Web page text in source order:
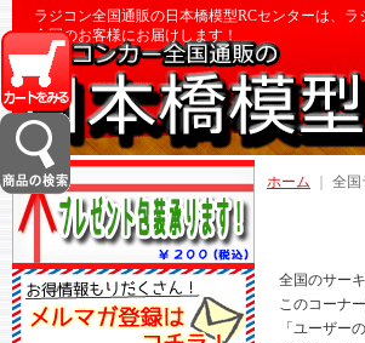
ラジコン全国通販の日本橋模型RCセンターは、
全国のお客様にお届けします！
ホーム 全国
全国のサー
このコーナ
「ユーザー